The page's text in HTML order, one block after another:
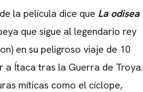
la película dice que La odisea
que sigue al legendario rey
en su peligroso viaje de 10
a Ítaca tras la Guerra de Troya.
míticas como el cíclope,